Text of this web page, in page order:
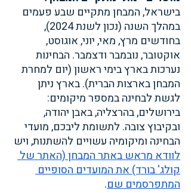
בישראל, המבחן מתקיים שבע פעמים
במהלך השנה (נכון לשנת 2024),
בחודשים מרץ, מאי, יוני, אוגוסט,
אוקטובר, נובמבר ודצמבר. הבחינות
נערכות בארץ בימי ראשון (יום למחרת
המבחן בארצות הברית). בארץ ניתן
לגשת לבחינה במספר מיקומים:
בירושלים, בהרצליה, באבן יהודה,
ובקיבוץ צובה. לתשומת ליבכם, מועדי
הבחינה ומיקומיה עשויים להשתנות, ויש
לוודא מראש באתר המבחן (האתר של
קולג' בורד) את המועדים הסופיים
המתפרסמים שם.